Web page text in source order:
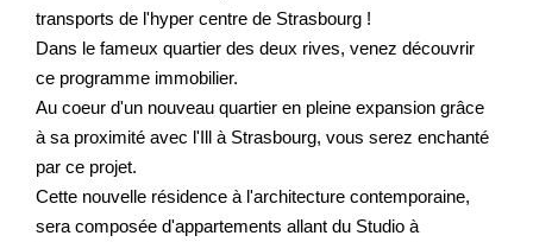
transports de l'hyper centre de Strasbourg !
Dans le fameux quartier des deux rives, venez découvrir
ce programme immobilier.
Au coeur d'un nouveau quartier en pleine expansion grâce
à sa proximité avec l'Ill à Strasbourg, vous serez enchanté
par ce projet.
Cette nouvelle résidence à l'architecture contemporaine,
sera composée d'appartements allant du Studio à